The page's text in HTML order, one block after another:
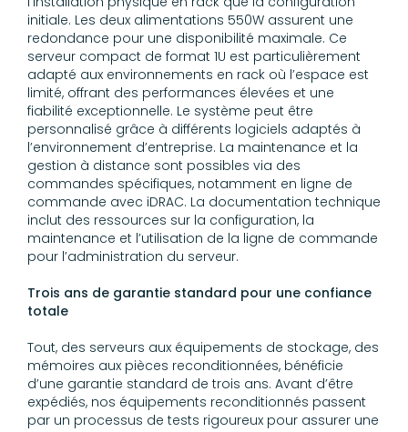
initiale. Les deux alimentations 550W assurent une
redondance pour une disponibilité maximale. Ce
serveur compact de format 1U est particulièrement
adapté aux environnements en rack où l’espace est
limité, offrant des performances élevées et une
fiabilité exceptionnelle. Le système peut être
personnalisé grâce à différents logiciels adaptés à
l’environnement d’entreprise. La maintenance et la
gestion à distance sont possibles via des
commandes spécifiques, notamment en ligne de
commande avec iDRAC. La documentation technique
inclut des ressources sur la configuration, la
maintenance et l’utilisation de la ligne de commande
pour l’administration du serveur.
Trois ans de garantie standard pour une confiance
totale
Tout, des serveurs aux équipements de stockage, des
mémoires aux pièces reconditionnées, bénéficie
d’une garantie standard de trois ans. Avant d’être
expédiés, nos équipements reconditionnés passent
par un processus de tests rigoureux pour assurer une